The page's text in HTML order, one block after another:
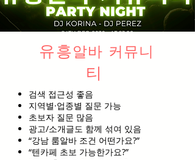
유흥알바 커뮤니
티
검색 접근성 좋음
지역별·업종별 질문 가능
초보자 질문 많음
광고/소개글도 함께 섞여 있음
“강남 룸알바 조건 어떤가요?”
“텐카페 초보 가능한가요?”